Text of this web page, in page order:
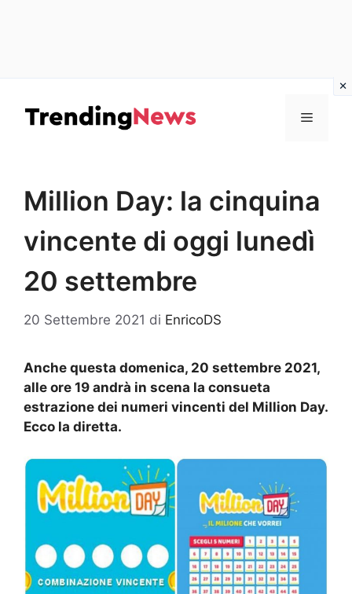
contenuto
Menu
Million Day: la cinquina
vincente di oggi lunedì
20 settembre
20 Settembre 2021 di EnricoDS
Anche questa domenica, 20 settembre 2021,
alle ore 19 andrà in scena la consueta
estrazione dei numeri vincenti del Million Day.
Ecco la diretta.